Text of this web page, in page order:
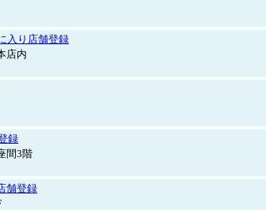
入り店舗登録
店内
録
間3階
舗登録